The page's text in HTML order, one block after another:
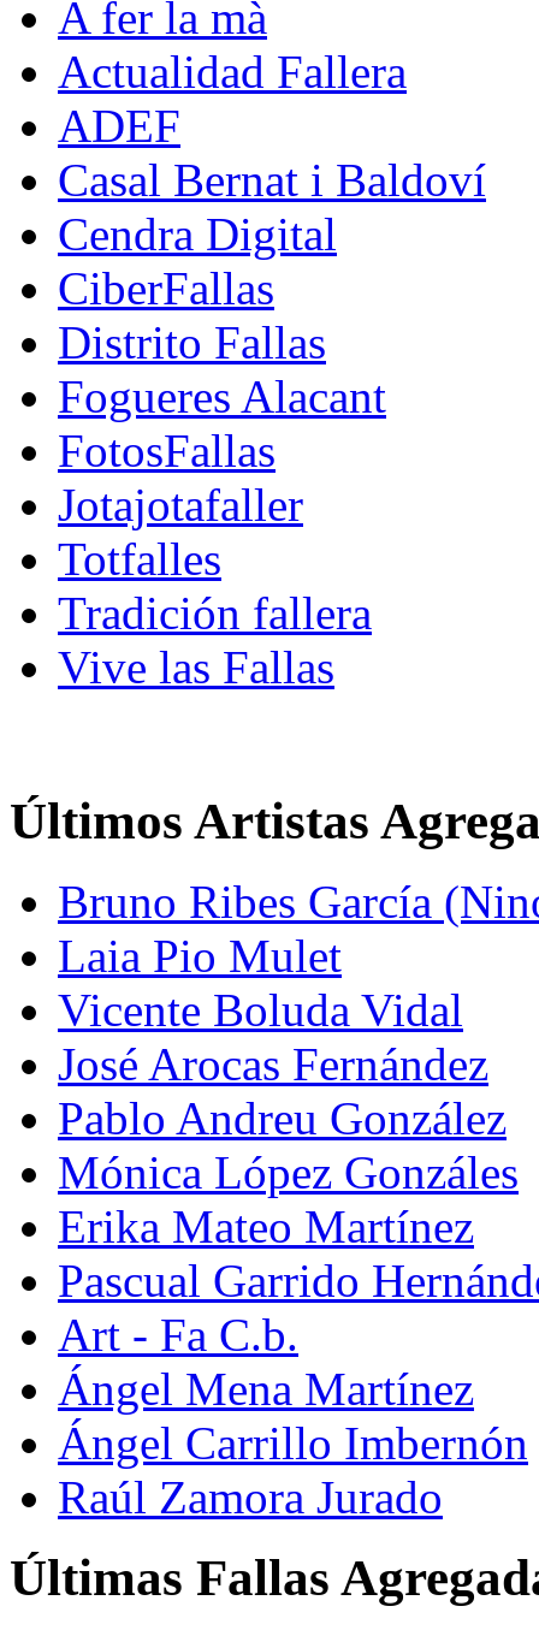
A fer la mà
Actualidad Fallera
ADEF
Casal Bernat i Baldoví
Cendra Digital
CiberFallas
Distrito Fallas
Fogueres Alacant
FotosFallas
Jotajotafaller
Totfalles
Tradición fallera
Vive las Fallas
Últimos Artistas
Bruno Ribes García
Laia Pio Mulet
Vicente Boluda Vidal
José Arocas Fernández
Pablo Andreu González
Mónica López Gonzáles
Erika Mateo Martínez
Pascual Garrido
Art - Fa C.b.
Ángel Mena Martínez
Ángel Carrillo Imbernón
Raúl Zamora Jurado
Últimas Fallas